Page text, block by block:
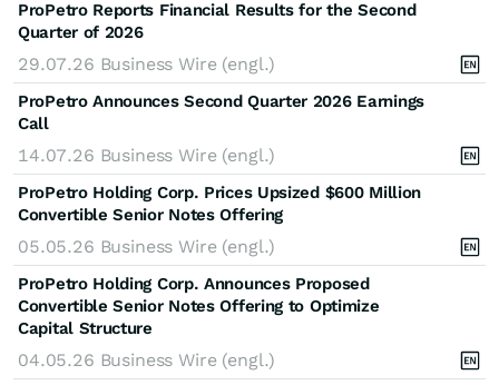
ProPetro Reports Financial Results for the Second
Quarter of 2026
29.07.26 Business Wire (engl.)
ProPetro Announces Second Quarter 2026 Earnings
Call
14.07.26 Business Wire (engl.)
ProPetro Holding Corp. Prices Upsized $600 Million
Convertible Senior Notes Offering
05.05.26 Business Wire (engl.)
ProPetro Holding Corp. Announces Proposed
Convertible Senior Notes Offering to Optimize
Capital Structure
04.05.26 Business Wire (engl.)